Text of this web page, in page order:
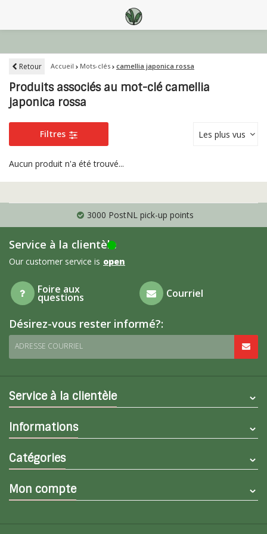
Retour Accueil Mots-clés camellia japonica rossa
Produits associés au mot-clé camellia
japonica rossa
Filtres Les plus vus
Aucun produit n'a été trouvé...
3000 PostNL pick-up points
Service à la clientèle
Our customer service is open
Foire aux
questions Courriel
Désirez-vous rester informé?:
ADRESSE COURRIEL
Service à la clientèle
Informations
Catégories
Mon compte